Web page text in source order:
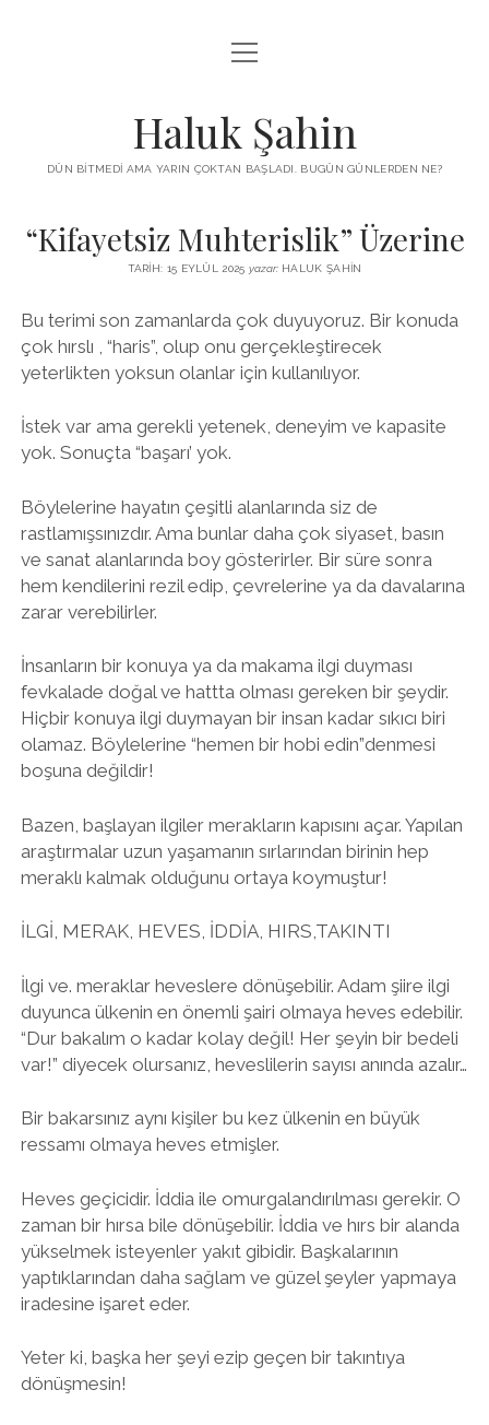
KUTUP YILDIZI
MENDIREK YAZILARI
ADA
İYI YAŞAM VE MUTLULUK ÜZERINE
BABIALI’DE CINAYET
GÜZEL MAVRELLA
PROGRAMLAR
DERS NOTLARI – LECTURE NOTES
MED 532 SPRING ‘25
YAZMADAN EDEMEDIM
twitterfacebook
instagram
menüyü
aç
Haluk Şahin
DÜN BITMEDI AMA YARIN ÇOKTAN BAŞLADI. BUGÜN GÜNLERDEN NE?
“Kifayetsiz Muhterislik” Üzerine
TARIH: 15 EYLÜL 2025 yazar:HALUK ŞAHIN
Bu terimi son zamanlarda çok duyuyoruz. Bir konuda
çok hırslı , “haris”, olup onu gerçekleştirecek
yeterlikten yoksun olanlar için kullanılıyor.
İstek var ama gerekli yetenek, deneyim ve kapasite
yok. Sonuçta “başarı’ yok.
Böylelerine hayatın çeşitli alanlarında siz de
rastlamışsınızdır. Ama bunlar daha çok siyaset, basın
ve sanat alanlarında boy gösterirler. Bir süre sonra
hem kendilerini rezil edip, çevrelerine ya da davalarına
zarar verebilirler.
İnsanların bir konuya ya da makama ilgi duyması
fevkalade doğal ve hattta olması gereken bir şeydir.
Hiçbir konuya ilgi duymayan bir insan kadar sıkıcı biri
olamaz. Böylelerine “hemen bir hobi edin”denmesi
boşuna değildir!
Bazen, başlayan ilgiler merakların kapısını açar. Yapılan
araştırmalar uzun yaşamanın sırlarından birinin hep
meraklı kalmak olduğunu ortaya koymuştur!
İLGİ, MERAK, HEVES, İDDİA, HIRS,TAKINTI
İlgi ve. meraklar heveslere dönüşebilir. Adam şiire ilgi
duyunca ülkenin en önemli şairi olmaya heves edebilir.
“Dur bakalım o kadar kolay değil! Her şeyin bir bedeli
var!” diyecek olursanız, heveslilerin sayısı anında azalır…
Bir bakarsınız aynı kişiler bu kez ülkenin en büyük
ressamı olmaya heves etmişler.
Heves geçicidir. İddia ile omurgalandırılması gerekir. O
zaman bir hırsa bile dönüşebilir. İddia ve hırs bir alanda
yükselmek isteyenler yakıt gibidir. Başkalarının
yaptıklarından daha sağlam ve güzel şeyler yapmaya
iradesine işaret eder.
Yeter ki, başka her şeyi ezip geçen bir takıntıya
dönüşmesin!